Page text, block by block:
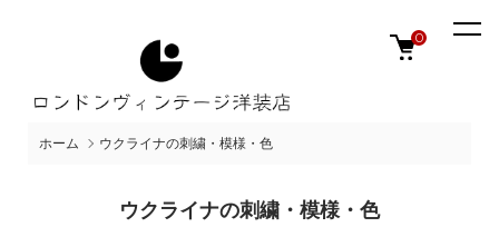
0
ホーム ウクライナの刺繍・模様・色
ウクライナの刺繍・模様・色